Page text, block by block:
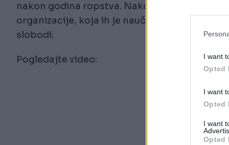
I want
Opted
I want
Opted
I want
Opted
nakon godina ropstva. Nakon toga su
organizacije, koja ih je naučila kako da
slobodi.
Pogledajte video: